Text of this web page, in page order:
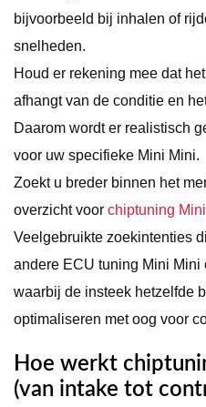
bijvoorbeeld bij inhalen of
snelheden.
Houd er rekening mee dat
afhangt van de conditie en
Daarom wordt er realistisch
voor uw specifieke Mini Mini.
Zoekt u breder binnen het
overzicht voor chiptuning Mini
Veelgebruikte zoekintenties
andere ECU tuning Mini Mini
waarbij de insteek hetzelfde
optimaliseren met oog voor
Hoe werkt
(van intake tot